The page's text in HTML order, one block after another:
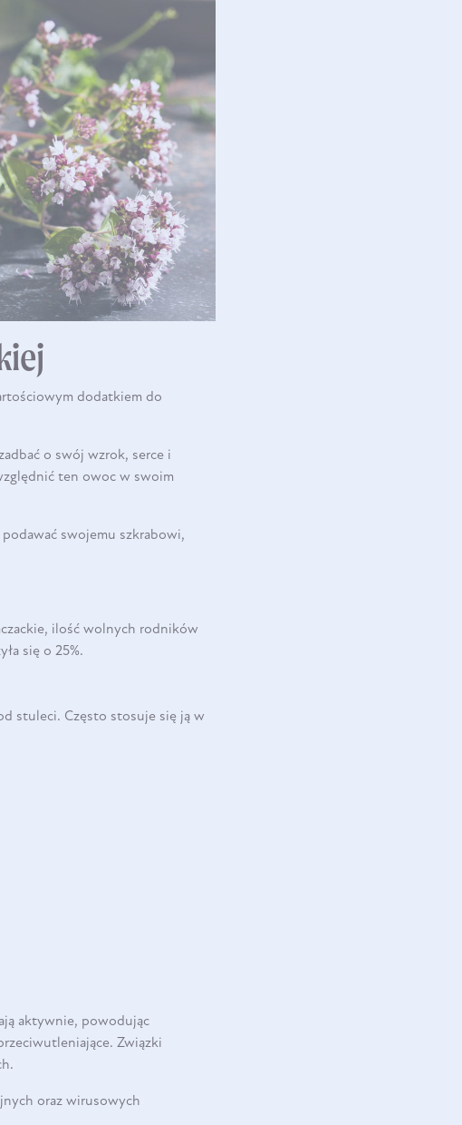
dodatkiem do
o swój wzrok, serce i
ten owoc w swoim
podawać swojemu szkrabowi,
ilość wolnych rodników
się o 25%.
stuleci. Często stosuje się ją w
aktywnie, powodując
Związki
oraz wirusowych